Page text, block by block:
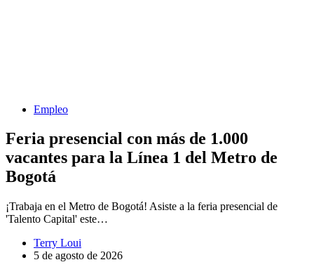
Empleo
Feria presencial con más de 1.000
vacantes para la Línea 1 del Metro de
Bogotá
¡Trabaja en el Metro de Bogotá! Asiste a la feria presencial de
'Talento Capital' este…
Terry Loui
5 de agosto de 2026